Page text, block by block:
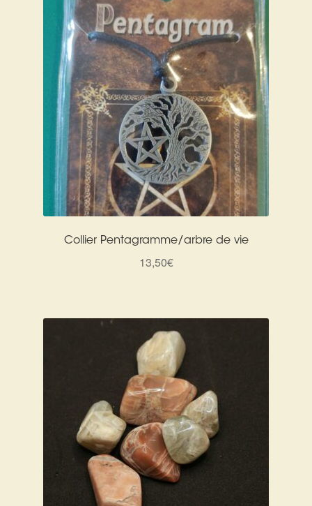
Collier Pentagramme/arbre de vie
13,50€